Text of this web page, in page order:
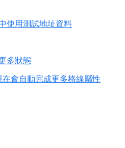
使用測試地址資料
多狀態
在會自動完成更多格線屬性